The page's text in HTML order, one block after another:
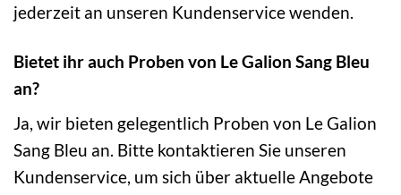
jederzeit an unseren Kundenservice wenden.
Bietet ihr auch Proben von Le Galion Sang Bleu
an?
Ja, wir bieten gelegentlich Proben von Le Galion
Sang Bleu an. Bitte kontaktieren Sie unseren
Kundenservice, um sich über aktuelle Angebote